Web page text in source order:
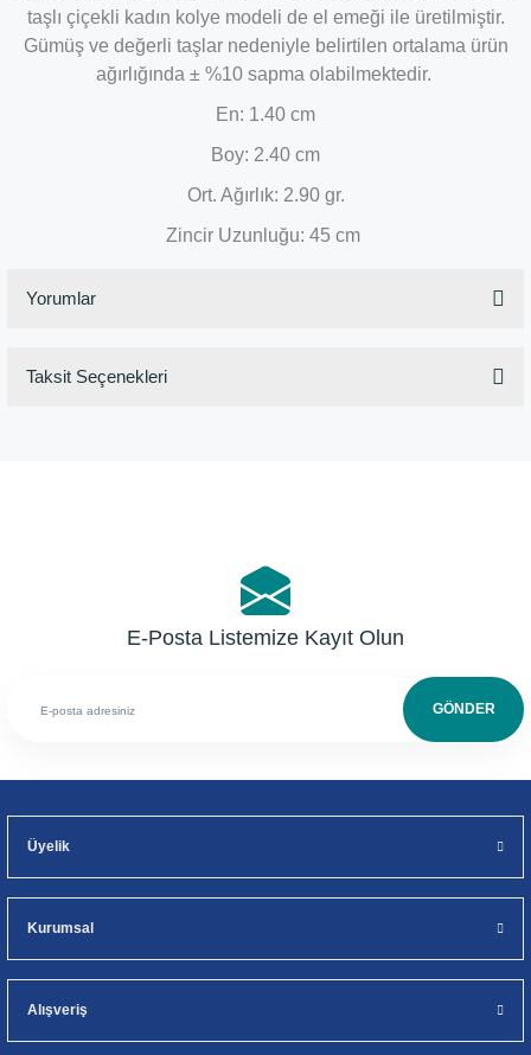
taşlı çiçekli kadın kolye modeli de el emeği ile üretilmiştir.
Gümüş ve değerli taşlar nedeniyle belirtilen ortalama ürün
ağırlığında ± %10 sapma olabilmektedir.
En: 1.40 cm
Boy: 2.40 cm
Ort. Ağırlık: 2.90 gr.
Zincir Uzunluğu: 45 cm
Yorumlar
Taksit Seçenekleri
E-Posta Listemize Kayıt Olun
GÖNDER
Üyelik
Kurumsal
Alışveriş